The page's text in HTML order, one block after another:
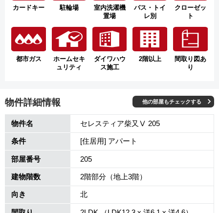
カードキー 駐輪場
室内洗濯機
置場
バス・トイ
レ別
クローゼッ
ト
都市ガス
ホームセキ
ュリティ
ダイワハウ
ス施工
2階以上
間取り図あ
り
物件詳細情報 他の部屋もチェックする
物件名 セレスティア柴又Ⅴ 205
条件 [住居用] アパート
部屋番号 205
建物階数 2階部分（地上3階）
向き 北